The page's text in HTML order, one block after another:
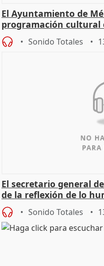
El Ayuntamiento de
programación cultural
Sonido Totales
El secretario general
de la reflexión de lo
Sonido Totales